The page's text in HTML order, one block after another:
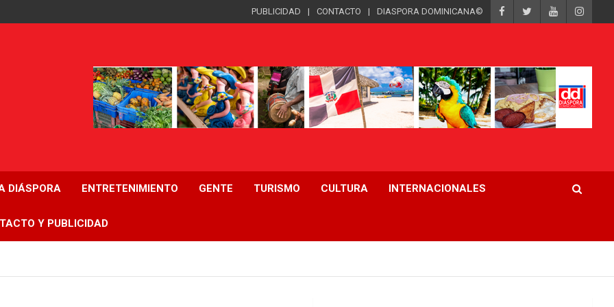
PUBLICIDAD CONTACTO DIASPORA DOMINICANA©
DIÁSPORA ENTRETENIMIENTO GENTE TURISMO CULTURA INTERNACIONALES
Y PUBLICIDAD